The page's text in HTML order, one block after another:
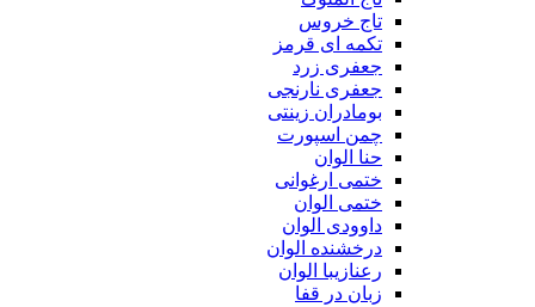
تاج خروس
تکمه ای قرمز
جعفری زرد
جعفری نارنجی
بومادران زینتی
چمن اسپورت
حنا الوان
ختمی ارغوانی
ختمی الوان
داوودی الوان
درخشنده الوان
رعنازیبا الوان
زبان در قفا